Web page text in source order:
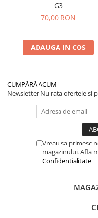
G3
70,00 RON
ADAUGA IN COS
CUMPĂRĂ ACUM
Newsletter Nu rata ofertele si
Vreau sa primesc
magazinului. Afla
Confidentialitate